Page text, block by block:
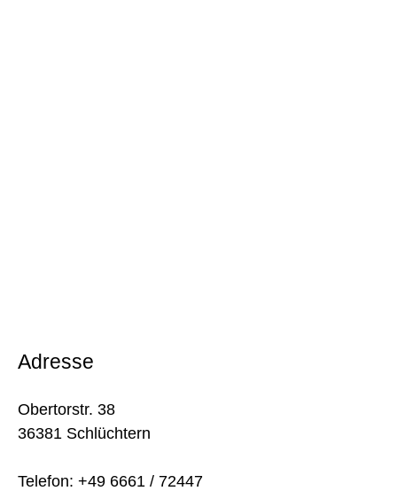
Adresse
Obertorstr. 38
36381 Schlüchtern
Telefon: +49 6661 / 72447